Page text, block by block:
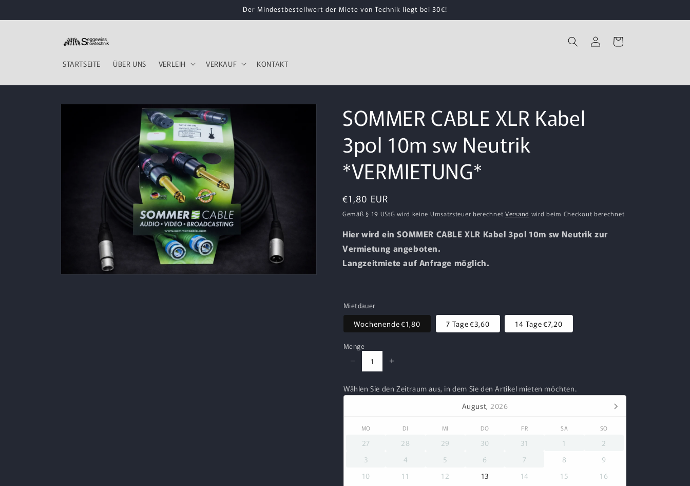
Inhalt
Der Mindestbestellwert der Miete von Technik liegt bei 30€!
STARTSEITE ÜBER UNS VERLEIH VERKAUF KONTAKT
EinloggenWarenkorb
SOMMER CABLE XLR Kabel
3pol 10m sw Neutrik
*VERMIETUNG*
Normaler
Preis
€1,80 EUR
Gemäß § 19 UStG wird keine Umsatzsteuer berechnetVersand wird beim Checkout berechnet
Hier wird ein SOMMER CABLE XLR Kabel 3pol 10m sw Neutrik zur
Vermietung angeboten.
Langzeitmiete auf Anfrage möglich.
Mietdauer
Wochenende€1,80 7 Tage€3,60 14 Tage€7,20
Menge
− +
Wählen Sie den Zeitraum aus, in dem Sie den Artikel mieten möchten.
August, 2026
MO DI MI DO FR SA SO
27 28 29 30 31 1
2
3
4 5 6 7 8
9
10
11 12 13 14 15
16